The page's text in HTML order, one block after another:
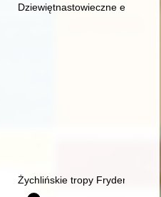
W 200-lecie urodzin
Dziewiętnastowieczne edycje
T. 3 cz. 2,
Żychlińskie tropy Fryderyka